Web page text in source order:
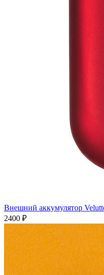
Внешний аккумулятор
2400 ₽